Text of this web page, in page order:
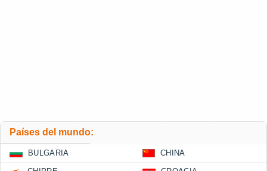
Países del mundo:
BULGARIA CHINA